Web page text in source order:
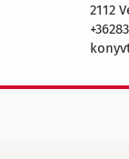
2112